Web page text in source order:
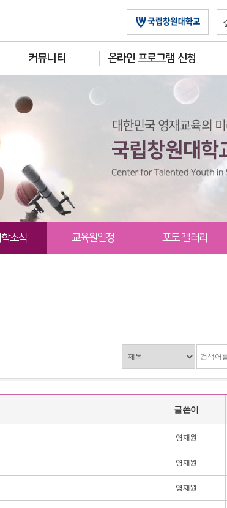
커뮤니티 온라인 프로그램 신청
소식 교육원일정 포토 갤러리
글쓴이
영재원
영재원
영재원